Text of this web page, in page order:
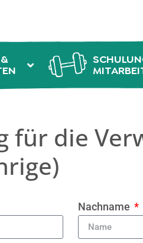
für die
Nachname